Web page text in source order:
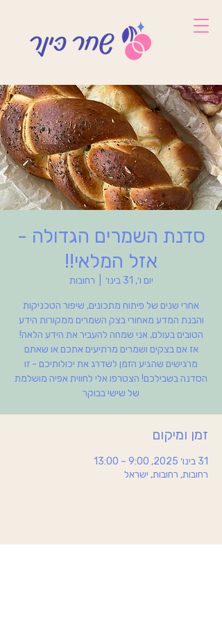
סדנת השמרים הגדולה -
אזל המלאי!!
יום ו׳, 31 בינו׳ רחובות
אחרי שנים של פיתוח מתכונים, שיפור הטכניקות
והבנת המדע מאחורי בצק השמרים ממקורות הידע
הטובים בעולם, אני שמחה להעביר את הידע הלאה!
אז אם בצקים ושמרים מרתיעים אתכם או שאתם
מרגישים שהגיע הזמן לשדרג את יכולותיכם - זו
הסדנה בשבילכם! הצטרפו אלי לחווית אפיה מושלמת
של שישי בבוקר
זמן ומיקום
31 בינו׳ 2025, 9:00 – 13:00
רחובות, רחובות, ישראל